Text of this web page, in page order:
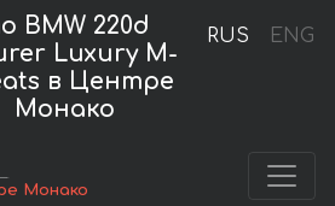
RUS ENG
BMW 220d
Luxury M-
в Центре
Монако
Монако